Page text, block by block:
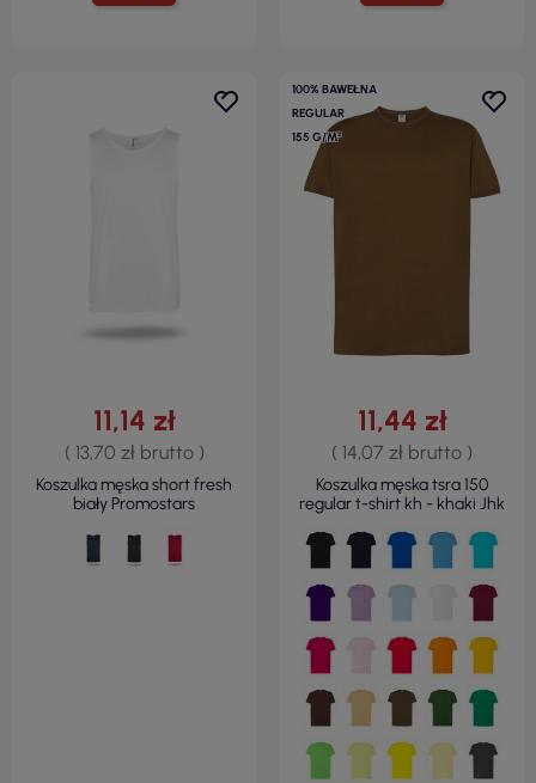
11,14 zł
( 13,70 zł brutto )
Koszulka męska short fresh
biały Promostars
100% BAWEŁNA
REGULAR
155 G/M²
11,44 zł
( 14,07 zł brutto )
Koszulka męska tsra 150
regular t-shirt kh - khaki Jhk